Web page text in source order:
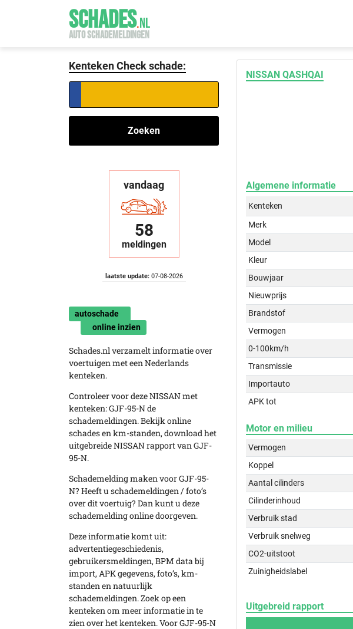
SCHADES.NL
AUTO SCHADEMELDINGEN
Kenteken Check schade:
Zoeken
vandaag
58
meldingen
laatste update:07-08-2026
autoschade
online inzien
Schades.nl verzamelt informatie over
voertuigen met een Nederlands
kenteken.
Controleer voor deze NISSAN met
kenteken: GJF-95-N de
schademeldingen. Bekijk online
schades en km-standen, download het
uitgebreide NISSAN rapport van GJF-
95-N.
Schademelding maken voor GJF-95-
N? Heeft u schademeldingen / foto’s
over dit voertuig? Dan kunt u deze
schademelding online doorgeven.
Deze informatie komt uit:
advertentiegeschiedenis,
gebruikersmeldingen, BPM data bij
import, APK gegevens, foto’s, km-
standen en natuurlijk
schademeldingen. Zoek op een
kenteken om meer informatie in te
zien over het kenteken. Voor GJF-95-N
NISSAN QASHQAI
Algemene informatie
Kenteken
Merk
Model
Kleur
Bouwjaar
Nieuwprijs
Brandstof
Vermogen
0-100km/h
Transmissie
Importauto
APK tot
Motor en milieu
Vermogen
Koppel
Aantal cilinders
Cilinderinhoud
Verbruik stad
Verbruik snelweg
CO2-uitstoot
Zuinigheidslabel
Uitgebreid rapport